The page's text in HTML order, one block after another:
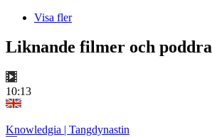
Visa fler
Liknande filmer och
10:13
Knowledgia | Tangdynastin